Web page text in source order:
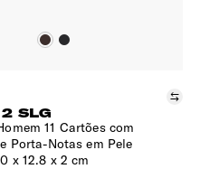
SLG
11 Cartões com
Porta-Notas em Pele
x 12.8 x 2 cm